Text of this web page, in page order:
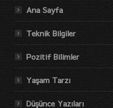
Ana Sayfa
Teknik Bilgiler
Pozitif Bilimler
Yaşam Tarzı
Düşünce Yazıları